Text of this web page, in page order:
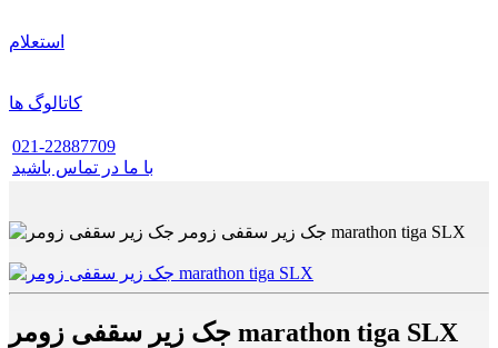
استعلام
کاتالوگ ها
021-22887709
با ما در تماس باشید
جک زیر سقفی زومر marathon tiga SLX